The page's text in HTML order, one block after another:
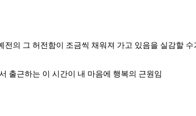
의 그 허전함이 조금씩 채워져 가고 있음을 실감할
출근하는 이 시간이 내 마음에 행복의 근원임